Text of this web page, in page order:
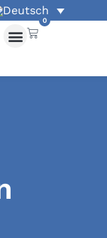
0